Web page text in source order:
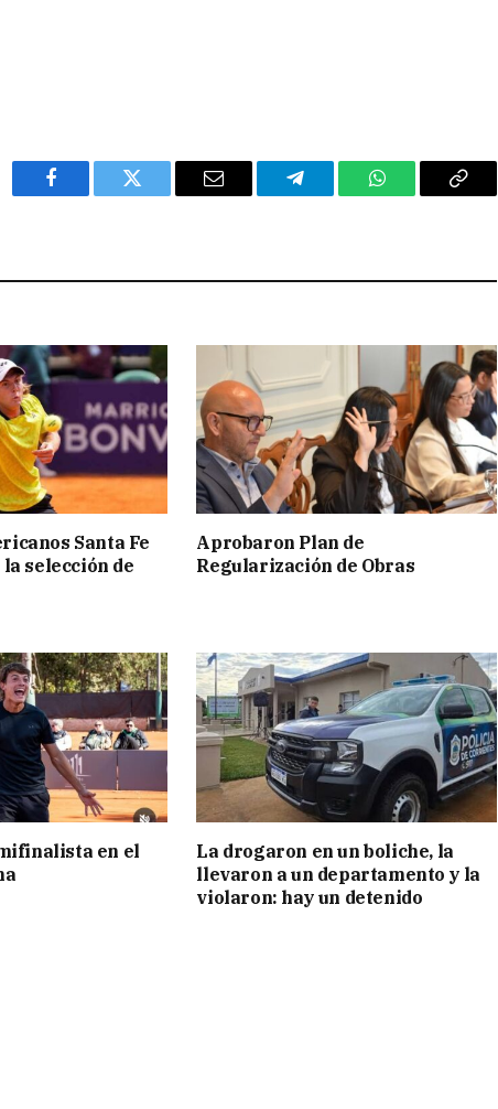
Facebook Twitter Email Telegram WhatsAppCopy
Santa Fe
selección de
Aprobaron Plan de
Regularización de Obras
en el
La drogaron en un boliche, la
llevaron a un departamento y la
violaron: hay un detenido